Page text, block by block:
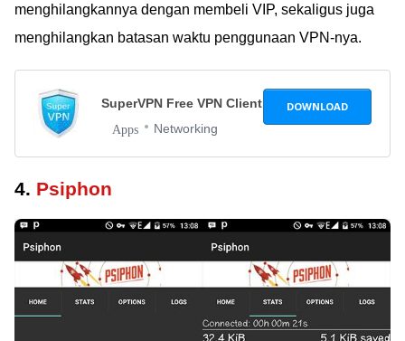
menghilangkannya dengan membeli VIP, sekaligus juga
menghilangkan batasan waktu penggunaan VPN-nya.
SuperVPN Free VPN Client 2.6.6
Apps Networking
DOWNLOAD
4. Psiphon